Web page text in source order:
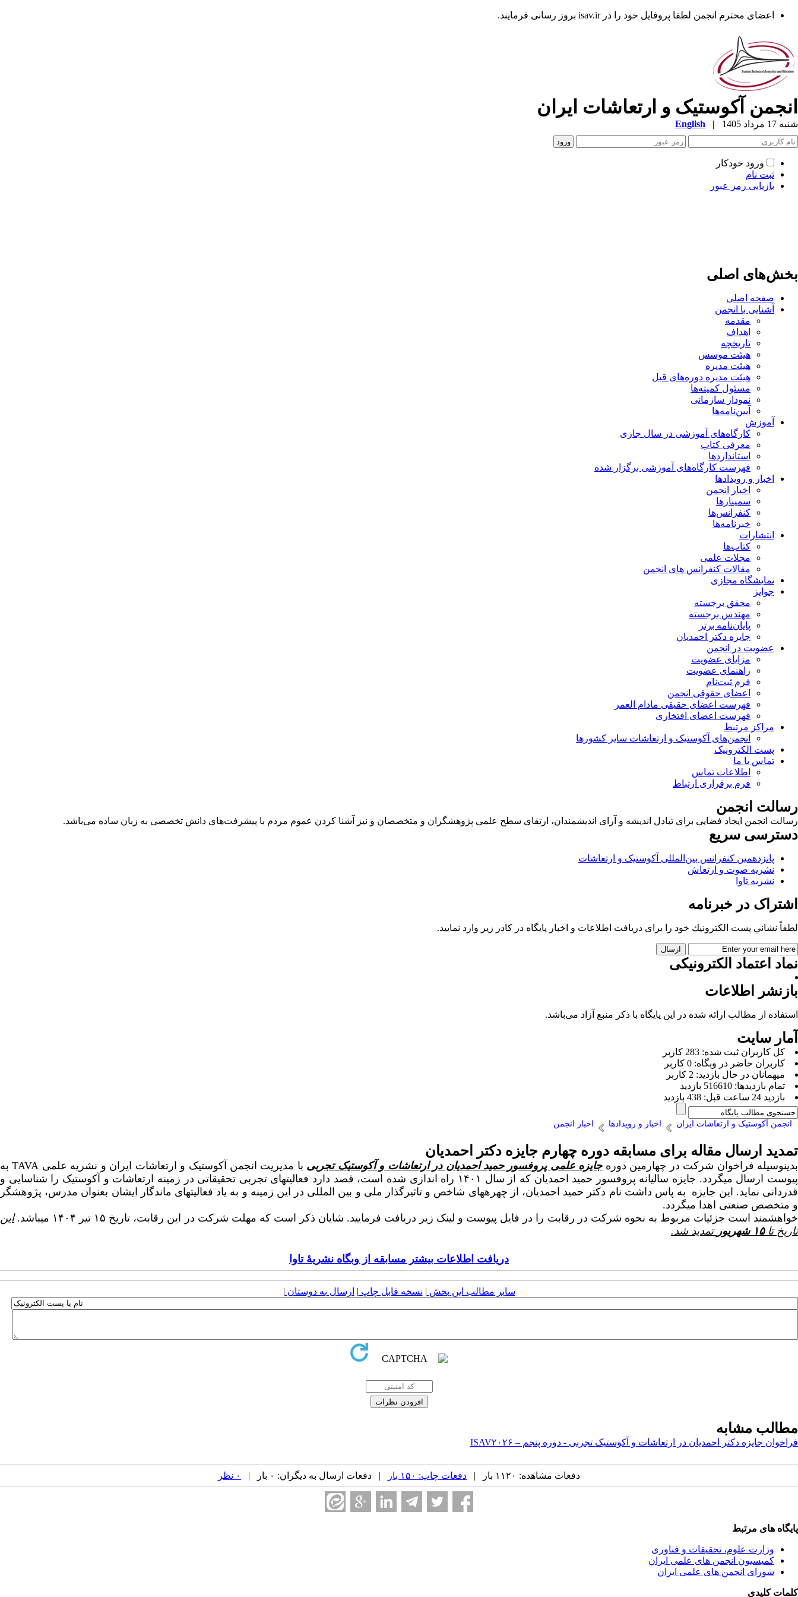
اعضای محترم انجمن لطفا پروفایل خود را در isav.ir بروز رسانی فرمایند.
انجمن آکوستیک و ارتعاشات ایران
شنبه 17 مرداد 1405 |
English
ورود خودکار
ثبت نام
بازیابی رمز عبور
بخش‌های اصلی
صفحه اصلی
آشنایی با انجمن
مقدمه
اهداف
تاریخچه
هیئت موسس
هیئت مدیره
هیئت مدیره دوره‌های قبل
مسئول کمیته‌ها
نمودار سازمانی
آیین‌نامه‌ها
آموزش
کارگاه‌های آموزشی در سال جاری
معرفی کتاب
استانداردها
فهرست کارگاه‌های آموزشی برگزار شده
اخبار و رویدادها
اخبار انجمن
سمینارها
کنفرانس‌ها
خبرنامه‌ها
انتشارات
کتاب‌ها
مجلات علمی
مقالات کنفرانس های انجمن
نمایشگاه مجازی
جوایز
محقق برجسته
مهندس برجسته
پایان‌نامه برتر
جایزه دکتر احمدیان
عضویت در انجمن
مزایای عضویت
راهنمای عضویت
فرم ثبت‌نام
اعضای حقوقی انجمن
فهرست اعضای حقیقی مادام‌ العمر
فهرست اعضای افتخاری
مراکز مرتبط
انجمن‌های آکوستیک و ارتعاشات سایر کشورها
پست الکترونیک
تماس با ما
اطلاعات تماس
فرم برقراری ارتباط
رسالت انجمن
رسالت انجمن ایجاد فضایی برای تبادل اندیشه و آرای اندیشمندان، ارتقای سطح علمی پژوهشگران و متخصصان و نیز آشنا کردن عموم مردم با پیشرفت‌های دانش تخصصی به زبان ساده می‌باشد.
دسترسی سریع
پانزدهمین کنفرانس بین‌المللی آکوستیک و ارتعاشات
نشریه صوت و ارتعاش
نشریه تاوا
اشتراک در خبرنامه
لطفاً نشاني پست الكترونيك خود را برای دريافت اطلاعات و اخبار پايگاه در كادر زير وارد نمایید.
نماد اعتماد الکترونیکی
بازنشر اطلاعات
استفاده از مطالب ارائه شده در این پایگاه با ذکر منبع آزاد می‌باشد.
آمار سایت
كل کاربران ثبت شده: 283 کاربر
کاربران حاضر در وبگاه: 0 کاربر
ميهمانان در حال بازديد: 2 کاربر
تمام بازديد‌ها: 516610 بازدید
بازديد 24 ساعت قبل: 438 بازدید
انجمن آکوستیک و ارتعاشات ایران اخبار و رویدادها اخبار انجمن
تمدید ارسال مقاله برای مسابقه دوره چهارم جایزه دکتر احمدیان
بدینوسیله فراخوان شرکت در چهارمین دورهجایزه علمی پروفسور حمید احمدیان در ارتعاشات و آکوستیک تجربی با مدیریت انجمن آکوستیک و ارتعاشات ایران و نشریه علمی TAVAبه
پیوست ارسال می­گردد. جایزه سالیانه پروفسور حمید احمدیان که از سال ۱۴۰۱ راه اندازی شده است، قصد دارد فعالیت­های تجربی تحقیقاتی در زمینه ارتعاشات و آکوستیک را شناسایی و
قدردانی نماید. این جایزه به پاس داشت نام دکتر حمید احمدیان، از چهره­های شاخص و تاثیرگذار ملی و بین المللی در این زمینه و به یاد فعالیت­های ماندگار ایشان بعنوان مدرس، پژوهشگر
و متخصص صنعتی اهدا می­گردد.
خواهشمند است جزئیات مربوط به نحوه شرکت در رقابت را در فایل پیوست و لینک زیر دریافت فرمایید. شایان ذکر است که مهلت شرکت در این رقابت، تاریخ ۱۵ تیر ۱۴۰۴ می­باشد.
این
تاریخ تا۱۵ شهریور تمدید شد.
دریافت اطلاعات بیشتر مسابقه از وبگاه نشریۀ تاوا
سایر مطالب این بخش | نسخه قابل چاپ | ارسال به دوستان |
مطالب مشابه
فراخوان جایزه دکتر احمدیان در ارتعاشات و آکوستیک تجربی - دوره پنجم – ISAV۲۰۲۶
دفعات مشاهده: ۱۱۲۰ بار | دفعات چاپ: ۱۵۰ بار | دفعات ارسال به دیگران: ۰ بار | ۰ نظر
پایگاه های مرتبط
وزارت علوم، تحقیقات و فناوری
کمیسیون انجمن های علمی ایران
شورای انجمن های علمی ایران
کلمات کلیدی